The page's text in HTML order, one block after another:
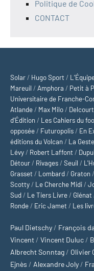
Politique de
CONTACT
Solar / Hugo Sport /
Mareuil / Amphora / Petit à
Universitaire de Franche-
Atlande / Max Milo / Delcourt
d'Édition / Les Cahiers du
opposée / Futuropolis / En
éditions du Volcan / La Geste
Lévy / Robert Laffont /
Détour / Rivages /Seuil /
Grasset / Lombard / Graton /
Scotty / Le Cherche Midi /
Sud / Le Tiers Livre / Glénat
Ronde / Eric Jamet / Les
Paul Dietschy / François
Vincent / Vincent Duluc /
Albrecht Sonntag / Olivier
Ejnès / Alexandre Joly /